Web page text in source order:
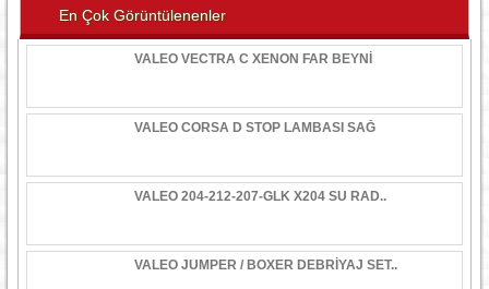
En Çok Görüntülenenler
VALEO VECTRA C XENON FAR BEYNİ
VALEO CORSA D STOP LAMBASI SAĞ
VALEO 204-212-207-GLK X204 SU RAD..
VALEO JUMPER / BOXER DEBRİYAJ SET..